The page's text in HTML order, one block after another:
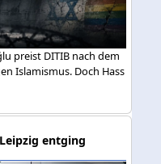
preist DITIB nach dem
Islamismus. Doch Hass
entging